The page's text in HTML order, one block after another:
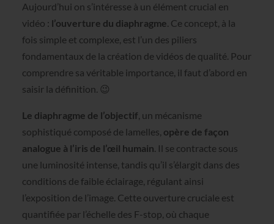
Aujourd’hui on s’intéresse à un élément crucial en
vidéo : l’ouverture du diaphragme. Ce concept, à la
fois simple et complexe, est l’un des piliers
fondamentaux de la création de vidéos de qualité. Pour
comprendre sa véritable importance, il faut d’abord en
saisir la définition. 😉
Le diaphragme de l’objectif, un mécanisme
sophistiqué composé de lamelles, opère de façon
analogue à l’iris de l’œil humain. Il se contracte sous
une luminosité intense, tandis qu’il s’élargit dans des
conditions de faible éclairage, régulant ainsi
l’exposition de l’image. Cette ouverture cruciale est
quantifiée par l’échelle des F-stop, où chaque